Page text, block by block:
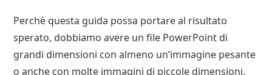
Perchè questa guida possa portare al risultato
sperato, dobbiamo avere un file PowerPoint di
grandi dimensioni con almeno un’immagine pesante
o anche con molte immagini di piccole dimensioni.